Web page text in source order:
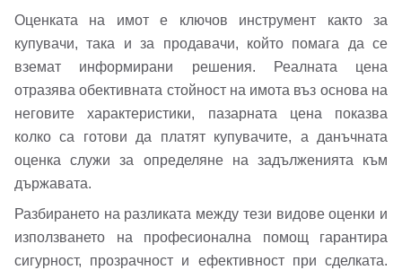
Вход
Вход като гост
Вход с Google
Вход с Facebook
Оценката на имот е ключов инструмент както за
купувачи, така и за продавачи, който помага да се
вземат информирани решения. Реалната цена
отразява обективната стойност на имота въз основа на
неговите характеристики, пазарната цена показва
колко са готови да платят купувачите, а данъчната
оценка служи за определяне на задълженията към
държавата.
Разбирането на разликата между тези видове оценки и
използването на професионална помощ гарантира
сигурност, прозрачност и ефективност при сделката.